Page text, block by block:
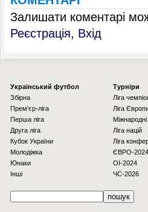
Залишати коментарі
Реєстрація, Вхід
Українcький футбол
Збірна
Прем'єр-ліга
Перша ліга
Друга ліга
Кубок України
Молодіжка
Юнаки
Інші
Турніри
Ліга
Ліга
Міжнародні
Ліга націй
Ліга
ЄВРО-2024
OI-2024
ЧС-2026